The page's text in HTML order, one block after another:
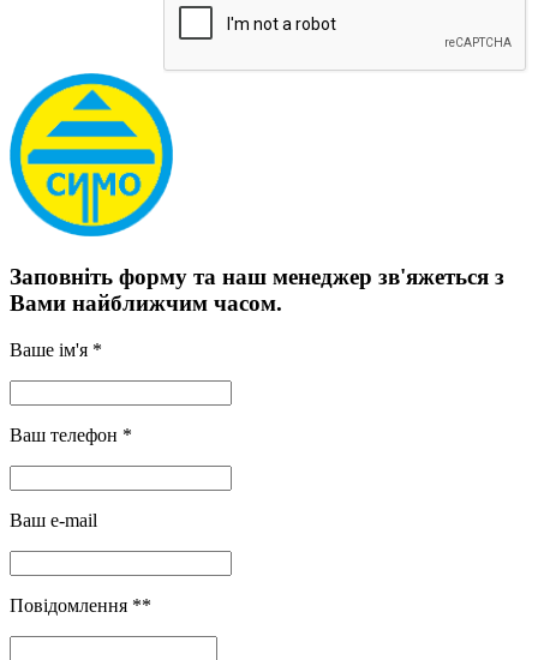
Заповніть форму та наш менеджер зв'яжеться з
Вами найближчим часом.
Ваше ім'я *
Ваш телефон *
Ваш e-mail
Повідомлення **